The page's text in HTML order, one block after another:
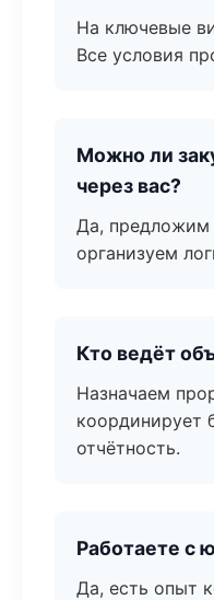
На ключевые
Все условия
Можно ли
через вас?
Да, предложим
организуем
Кто ведёт
Назначаем
координирует
отчётность.
Работаете с
Да, есть опыт